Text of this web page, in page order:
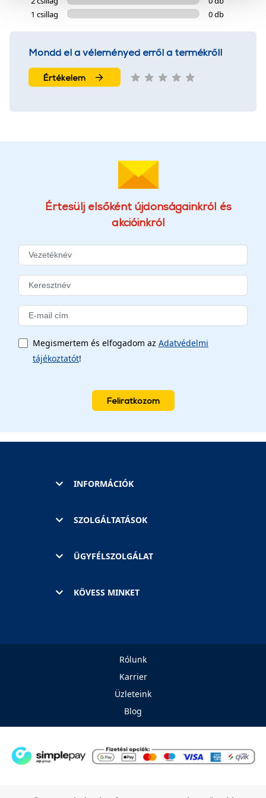
szolgáltatásaink biztosításához szükségesek. Az oldal
használatával Ön elfogadja a cookie-k használatát.
1 csillag
0 db
Mondd el a véleményed erről a termékről!
Értékelem
Értesülj elsőként újdonságainkról és
akcióinkról
Megismertem és elfogadom az Adatvédelmi
tájékoztatót!
Feliratkozom
INFORMÁCIÓK
SZOLGÁLTATÁSOK
ÜGYFÉLSZOLGÁLAT
KÖVESS MINKET
Rólunk
Karrier
Üzleteink
Blog